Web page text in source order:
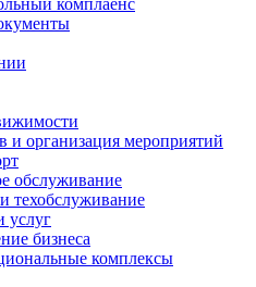
комплаенс
и организация мероприятий
обслуживание
техобслуживание
услуг
бизнеса
комплексы